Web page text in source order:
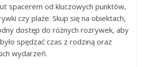
spacerem od kluczowych punktów,
czy plaże. Skup się na obiektach,
dostęp do różnych rozrywek, aby
spędzać czas z rodziną oraz
wydarzeń.